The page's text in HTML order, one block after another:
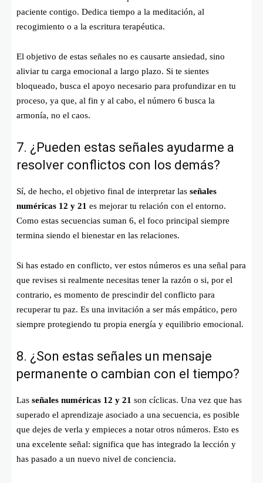
paciente contigo. Dedica tiempo a la meditación, al
recogimiento o a la escritura terapéutica.
El objetivo de estas señales no es causarte ansiedad, sino
aliviar tu carga emocional a largo plazo. Si te sientes
bloqueado, busca el apoyo necesario para profundizar en tu
proceso, ya que, al fin y al cabo, el número 6 busca la
armonía, no el caos.
7. ¿Pueden estas señales ayudarme a
resolver conflictos con los demás?
Sí, de hecho, el objetivo final de interpretar las señales
numéricas 12 y 21 es mejorar tu relación con el entorno.
Como estas secuencias suman 6, el foco principal siempre
termina siendo el bienestar en las relaciones.
Si has estado en conflicto, ver estos números es una señal para
que revises si realmente necesitas tener la razón o si, por el
contrario, es momento de prescindir del conflicto para
recuperar tu paz. Es una invitación a ser más empático, pero
siempre protegiendo tu propia energía y equilibrio emocional.
8. ¿Son estas señales un mensaje
permanente o cambian con el tiempo?
Las señales numéricas 12 y 21 son cíclicas. Una vez que has
superado el aprendizaje asociado a una secuencia, es posible
que dejes de verla y empieces a notar otros números. Esto es
una excelente señal: significa que has integrado la lección y
has pasado a un nuevo nivel de conciencia.